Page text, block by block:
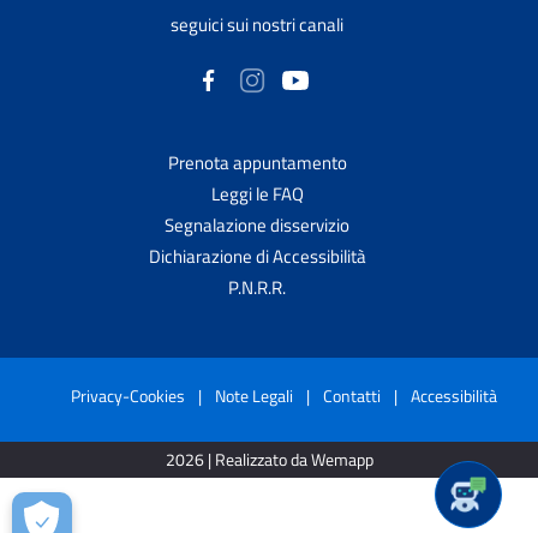
seguici sui nostri canali
Prenota appuntamento
Leggi le FAQ
Segnalazione disservizio
Dichiarazione di Accessibilità
P.N.R.R.
Privacy-Cookies | Note Legali | Contatti | Accessibilità
2026 | Realizzato da Wemapp